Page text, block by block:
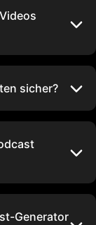
sicher?
Generator